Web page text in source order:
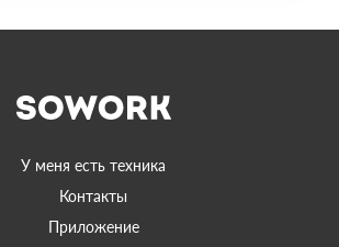
У меня есть техника
Контакты
Приложение